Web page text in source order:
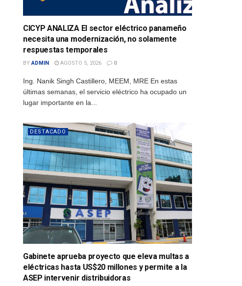
CICYP ANALIZA El sector eléctrico panameño
necesita una modernización, no solamente
respuestas temporales
BY ADMIN AGOSTO 5, 2026 0
Ing. Nanik Singh Castillero, MEEM, MRE En estas
últimas semanas, el servicio eléctrico ha ocupado un
lugar importante en la...
DESTACADO
Gabinete aprueba proyecto que eleva multas a
eléctricas hasta US$20 millones y permite a la
ASEP intervenir distribuidoras